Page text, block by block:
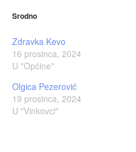
Srodno
Zdravka Kevo
16 prosinca, 2024
U "Općine"
Olgica Pezerović
19 prosinca, 2024
U "Vinkovci"